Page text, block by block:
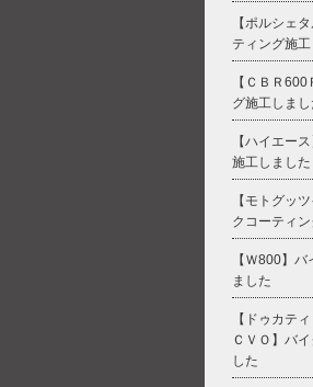
【ポルシェ
ティング施
【ＣＢＲ
グ施工しまし
【ハイエー
施工しました
【モトグッ
クコーティ
【Ｗ800】
ました
【ドゥカテ
ＣＶＯ】バ
した